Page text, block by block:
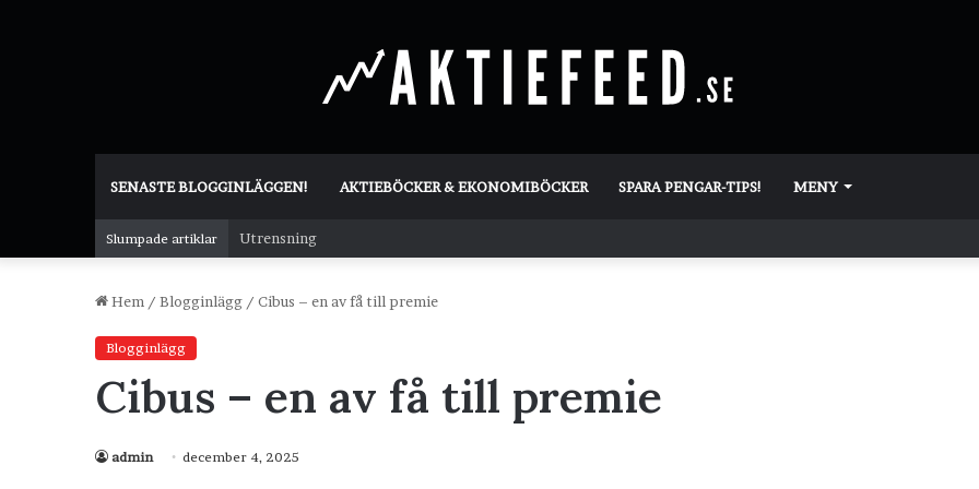
SENASTE BLOGGINLÄGGEN! AKTIEBÖCKER & EKONOMIBÖCKER SPARA PENGAR-TIPS! MENY
Slumpade artiklar Utrensning
Hem / Blogginlägg / Cibus – en av få till premie
Blogginlägg
Cibus – en av få till premie
admin december 4, 2025